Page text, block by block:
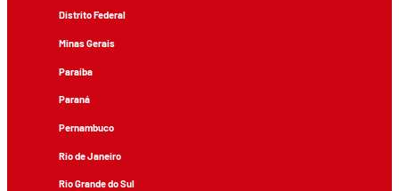
Distrito Federal
Minas Gerais
Paraíba
Paraná
Pernambuco
Rio de Janeiro
Rio Grande do Sul